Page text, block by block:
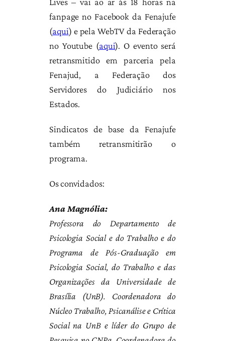
fanpage no Facebook da Fenajufe
(aqui) e pela WebTV da Federação
no Youtube (aqui). O evento será
retransmitido em parceria pela
Fenajud, a Federação dos
Servidores do Judiciário nos
Estados.
Sindicatos de base da Fenajufe
também retransmitirão o
programa.
Os convidados:
Ana Magnólia:
Professora do Departamento de
Psicologia Social e do Trabalho e do
Programa de Pós-Graduação em
Psicologia Social, do Trabalho e das
Organizações da Universidade de
Brasília (UnB). Coordenadora do
Núcleo Trabalho, Psicanálise e Crítica
Social na UnB e líder do Grupo de